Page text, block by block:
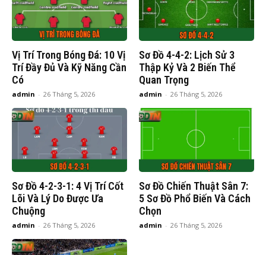
Vị Trí Trong Bóng Đá: 10 Vị
Trí Đầy Đủ Và Kỹ Năng Cần
Có
admin - 26 Tháng 5, 2026
Sơ Đồ 4-4-2: Lịch Sử 3
Thập Kỷ Và 2 Biến Thể
Quan Trọng
admin - 26 Tháng 5, 2026
Sơ Đồ 4-2-3-1: 4 Vị Trí Cốt
Lõi Và Lý Do Được Ưa
Chuộng
admin - 26 Tháng 5, 2026
Sơ Đồ Chiến Thuật Sân 7:
5 Sơ Đồ Phổ Biến Và Cách
Chọn
admin - 26 Tháng 5, 2026